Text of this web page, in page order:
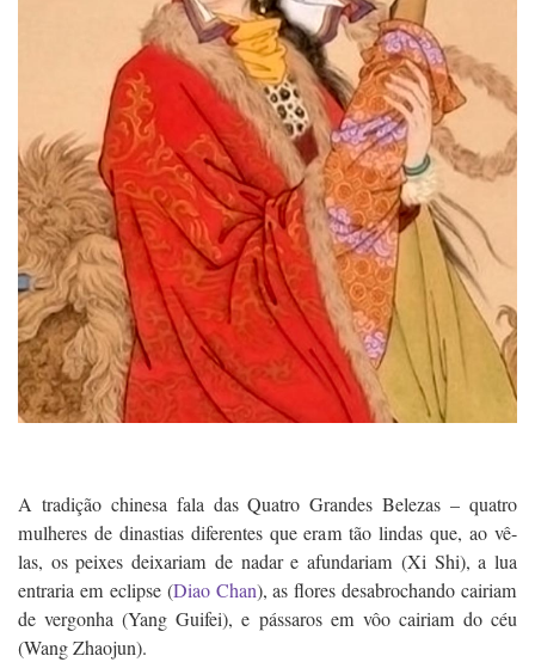
A tradição chinesa fala das Quatro Grandes Belezas – quatro
mulheres de dinastias diferentes que eram tão lindas que, ao vê-
las, os peixes deixariam de nadar e afundariam (Xi Shi), a lua
entraria em eclipse (Diao Chan), as flores desabrochando cairiam
de vergonha (Yang Guifei), e pássaros em vôo cairiam do céu
(Wang Zhaojun).